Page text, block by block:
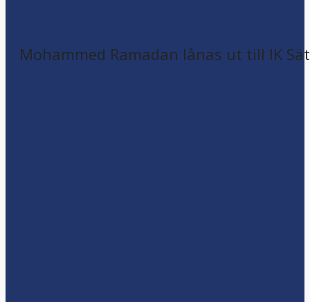
Mohammed Ramadan lånas ut till IK